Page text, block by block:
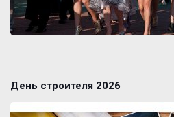
День строителя 2026